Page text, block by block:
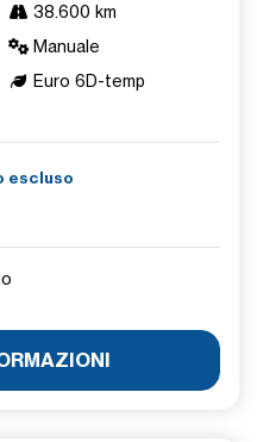
38.600 km
Manuale
Euro 6D-temp
escluso